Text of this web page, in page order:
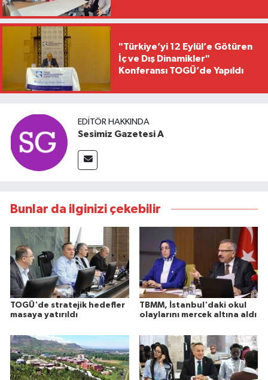
"Türkiye’yi 12 Eylül’e Götüren
İç ve Dış Dinamikler"
Konferansı TOGÜ’de Yapıldı
EDITÖR HAKKINDA
Sesimiz Gazetesi A
Bunlar da ilginizi çekebilir
TOGÜ'de stratejik hedefler
masaya yatırıldı
TBMM, İstanbul'daki okul
olaylarını mercek altına aldı